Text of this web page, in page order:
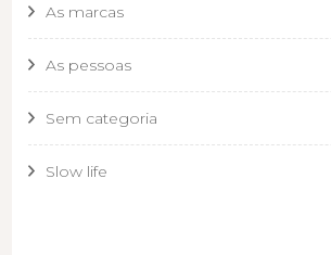
As marcas
As pessoas
Sem categoria
Slow life